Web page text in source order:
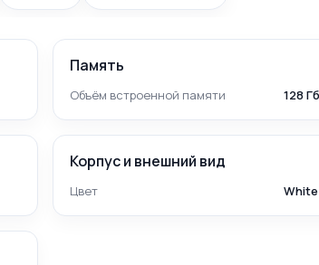
Память
Объём встроенной памяти 128 Гб
Корпус и внешний вид
Цвет White